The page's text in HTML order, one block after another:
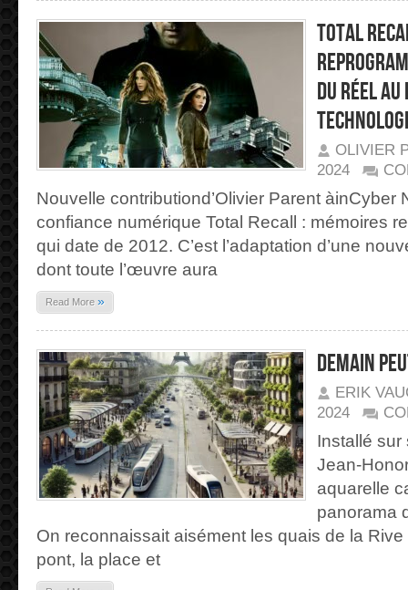
Total
du réel au
OLIVIER
2024
Nouvelle contributiond’Olivier Parent àinCyber
confiance numérique Total Recall : mémoires
qui date de 2012. C’est l’adaptation d’une
dont toute l’œuvre aura
Read More »
Demain
ERIK
2024
Installé sur
Jean-
aquarelle
panorama
On reconnaissait aisément les quais de la
pont, la place et